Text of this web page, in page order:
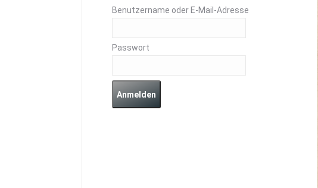
Benutzername oder E-Mail-Adresse
Passwort